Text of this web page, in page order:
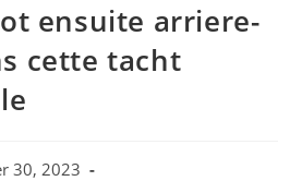
ensuite arriere-
cette tacht
30, 2023